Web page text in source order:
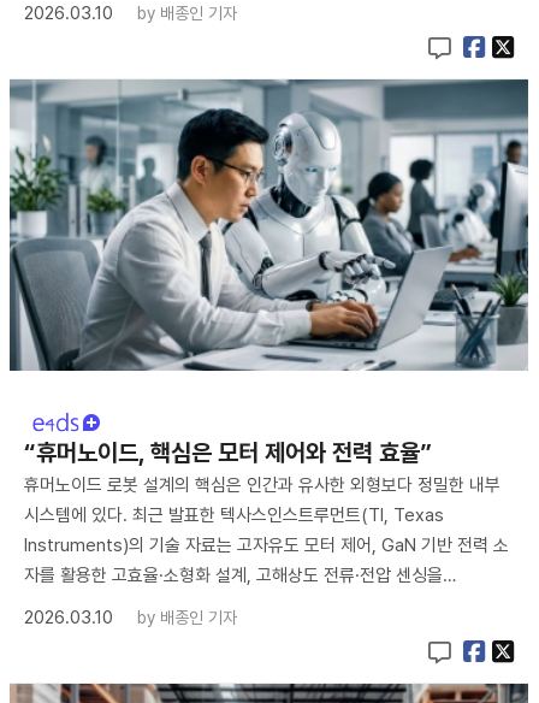
2026.03.10
by 배종인 기자
“휴머노이드, 핵심은 모터 제어와 전력 효율”
휴머노이드 로봇 설계의 핵심은 인간과 유사한 외형보다 정밀한 내부
시스템에 있다. 최근 발표한 텍사스인스트루먼트(TI, Texas
Instruments)의 기술 자료는 고자유도 모터 제어, GaN 기반 전력 소
자를 활용한 고효율·소형화 설계, 고해상도 전류·전압 센싱을…
2026.03.10
by 배종인 기자